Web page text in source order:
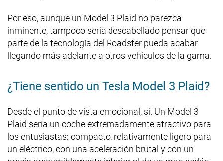
Por eso, aunque un Model 3 Plaid no parezca
inminente, tampoco sería descabellado pensar que
parte de la tecnología del Roadster pueda acabar
llegando más adelante a otros vehículos de la gama.
¿Tiene sentido un Tesla Model 3 Plaid?
Desde el punto de vista emocional, sí. Un Model 3
Plaid sería un coche extremadamente atractivo para
los entusiastas: compacto, relativamente ligero para
un eléctrico, con una aceleración brutal y con un